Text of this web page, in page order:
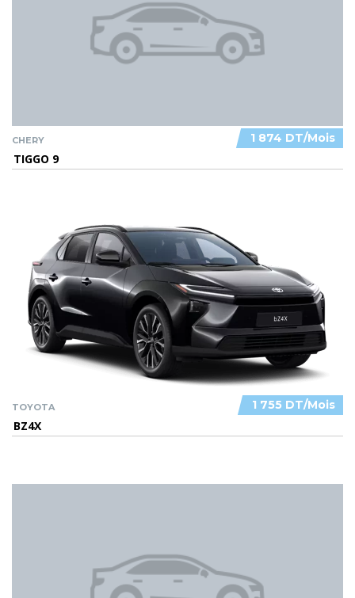
1 874 DT/Mois
CHERY
TIGGO 9
1 755 DT/Mois
TOYOTA
BZ4X